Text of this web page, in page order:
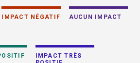
IMPACT NÉGATIF AUCUN IMPACT
IMPACT TRÈS